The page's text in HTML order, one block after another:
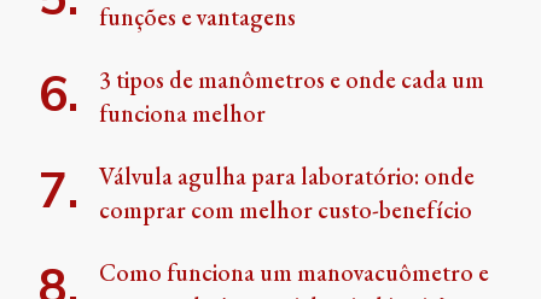
funções e vantagens
3 tipos de manômetros e onde cada um
funciona melhor
Válvula agulha para laboratório: onde
comprar com melhor custo-benefício
Como funciona um manovacuômetro e